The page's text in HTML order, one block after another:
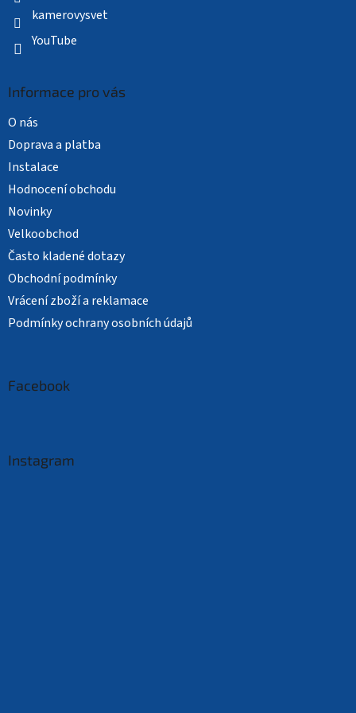
kamerovysvet
YouTube
Informace pro vás
O nás
Doprava a platba
Instalace
Hodnocení obchodu
Novinky
Velkoobchod
Často kladené dotazy
Obchodní podmínky
Vrácení zboží a reklamace
Podmínky ochrany osobních údajů
Facebook
Instagram